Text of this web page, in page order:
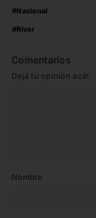
#Nacional
#River
Comentarios
Dejá tu opinión acá!
Nombre